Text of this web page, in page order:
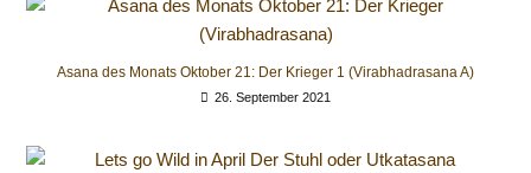
Asana des Monats Oktober 21: Der Krieger 1 (Virabhadrasana A)
26. September 2021